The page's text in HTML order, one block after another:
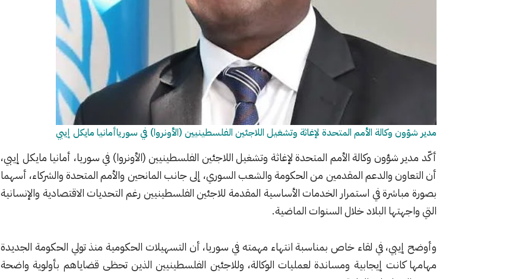
مدير شؤون وكالة الأمم المتحدة لإغاثة وتشغيل اللاجئين الفلسطينيين (الأونروا) في سورياأمانيا مايكل إيبي
أكّد مدير شؤون وكالة الأمم المتحدة لإغاثة وتشغيل اللاجئين الفلسطينيين (الأونروا) في سوريا، أمانيا مايكل إيبي،
أن التعاون والدعم المقدمين من الحكومة والشعب السوري، إلى جانب المانحين والأمم المتحدة والشركاء، أسهما
بصورة مباشرة في استمرار الخدمات الأساسية المقدمة للاجئين الفلسطينيين رغم التحديات الاقتصادية والإنسانية
التي واجهتها البلاد خلال السنوات الماضية.
وأوضح إيبي، في لقاء خاص بمناسبة انتهاء مهمته في سوريا، أن التسهيلات الحكومية منذ تولي الحكومة الجديدة
مهامها كانت إيجابية ومساندة لعمليات الوكالة، وللاجئين الفلسطينيين الذين تحظى قضاياهم بأولوية واضحة